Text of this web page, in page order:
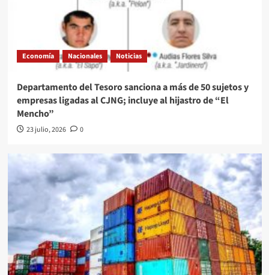
Economía Nacionales Noticias
Departamento del Tesoro sanciona a más de 50 sujetos y
empresas ligadas al CJNG; incluye al hijastro de “El
Mencho”
23 julio, 2026 0